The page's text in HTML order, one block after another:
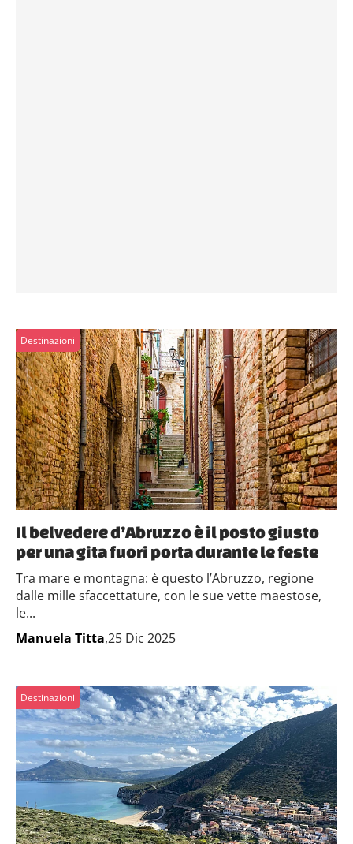
Destinazioni
Il belvedere d’Abruzzo è il posto giusto
per una gita fuori porta durante le feste
Tra mare e montagna: è questo l’Abruzzo, regione
dalle mille sfaccettature, con le sue vette maestose,
le...
Manuela Titta,25 Dic 2025
Destinazioni